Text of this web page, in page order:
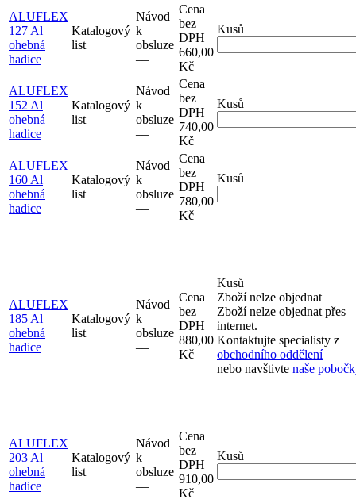
ALUFLEX
127 Al
ohebná
hadice
Katalogový
list
Návod
k
obsluze
–⁠–⁠
Cena
bez
DPH
660,00
Kč
Kusů
ALUFLEX
152 Al
ohebná
hadice
Katalogový
list
Návod
k
obsluze
–⁠–⁠
Cena
bez
DPH
740,00
Kč
Kusů
ALUFLEX
160 Al
ohebná
hadice
Katalogový
list
Návod
k
obsluze
–⁠–⁠
Cena
bez
DPH
780,00
Kč
Kusů
ALUFLEX
185 Al
ohebná
hadice
Katalogový
list
Návod
k
obsluze
–⁠–⁠
Cena
bez
DPH
880,00
Kč
Kusů
Zboží nelze objednat
Zboží nelze objednat přes
internet.
Kontaktujte specialisty z
obchodního oddělení
nebo navštivte naše
ALUFLEX
203 Al
ohebná
hadice
Katalogový
list
Návod
k
obsluze
–⁠–⁠
Cena
bez
DPH
910,00
Kč
Kusů